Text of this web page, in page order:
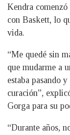
Kendra
con Baskett, lo
vida.
“Me quedé sin
que mudarme a
estaba pasando
curación”,
Gorga para su
“Durante años,